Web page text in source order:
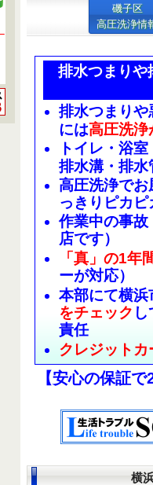
磯子区
高圧洗浄情
排水つまりや
排水つまり
には高圧洗浄
トイレ・浴
排水溝・排
高圧洗浄で
っきりピカピ
作業中の事
店です）
「真」の1年
ーが対応）
本部にて横
をチェック
責任
クレジット
【安心の保証
横